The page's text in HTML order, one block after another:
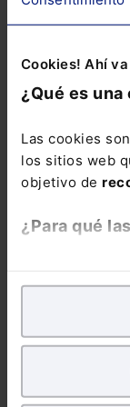
Cookies! Ahí
¿Qué es una
Las cookies son
los sitios web
objetivo de
¿Para qué
analíticospara
nuestra
para poder
¿Qué